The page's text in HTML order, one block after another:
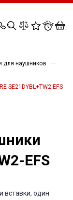
0 0 0 0
для наушников —
SE21DYBL+TW2-EFS
EFS
вставки, один